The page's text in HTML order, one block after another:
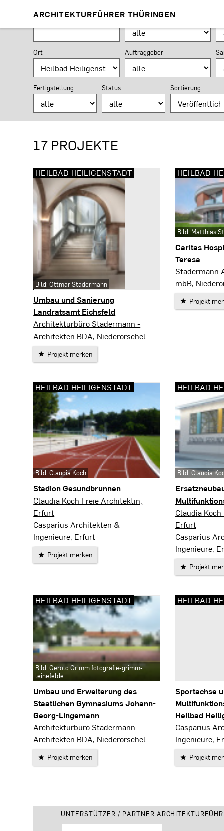
ARCHITEKTURFÜHRER THÜRINGEN
PROJEKTSUCHE
Suchformular
Suchbegriff Planungsaufgabe
Ort Auftraggeber
Fertigstellung Status Sortierung
17 PROJEKTE
Umbau und Sanierung
Landratsamt Eichsfeld
Heilbad Heiligenstadt
Architekturbüro Stadermann -
Architekten BDA, Niederorschel
Projekt merken
HEILBAD HEILIGENSTADT
Bild: Ottmar Stadermann
Caritas
Teresa
Heilbad
Stadermann
mbB,
Projekt
HEILBAD
Bild: Matthias
Stadion Gesundbrunnen
Heilbad Heiligenstadt
Claudia Koch Freie Architektin,
Erfurt
Casparius Architekten &
Ingenieure, Erfurt
Projekt merken
HEILBAD HEILIGENSTADT
Bild: Claudia Koch
Heilbad
Claudia
Erfurt
Casparius
Ingenieure,
Projekt
HEILBAD
Bild: Claudia
Umbau und Erweiterung des
Staatlichen Gymnasiums Johann-
Georg-Lingemann
Heilbad Heiligenstadt
Architekturbüro Stadermann -
Architekten BDA, Niederorschel
Projekt merken
HEILBAD HEILIGENSTADT
Bild: Gerold Grimm fotografie-grimm-
leinefelde
Sportachse
Heilbad
Heilbad
Casparius
Ingenieure,
Projekt
HEILBAD
UNTERSTÜTZER / PARTNER